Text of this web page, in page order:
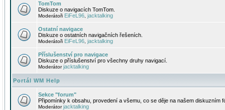
TomTom
Diskuze o navigacích TomTom.
Moderátoři EiFeL96 jacktalking
Ostatní navigace
Diskuze o ostatních navigačních řešeních.
Moderátoři EiFeL96 jacktalking
Příslušenství pro navigace
Diskuze o příslušenství pro všechny druhy navigací.
Moderátorjacktalking
Portál WM Help
Sekce "forum"
Připomínky k obsahu, provedení a všemu, co se děje na našem diskuzním
Moderátorjacktalking